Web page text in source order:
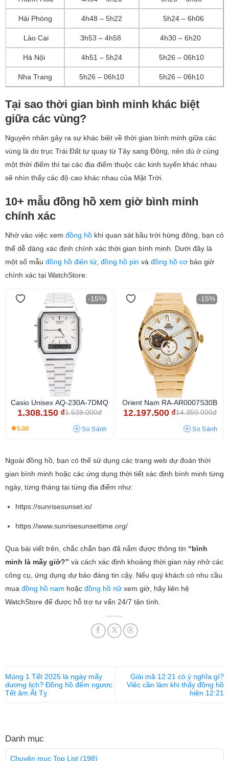
Hải Phòng 4h48 – 5h22 5h24 – 6h06
Lào Cai 3h53 – 4h58 4h30 – 6h20
Hà Nội 4h51 – 5h24 5h26 – 06h10
Nha Trang 5h26 – 06h10 5h26 – 06h10
Tại sao thời gian bình minh khác biệt
giữa các vùng?
Nguyên nhân gây ra sự khác biệt về thời gian bình minh giữa các
vùng là do trục Trái Đất tự quay từ Tây sang Đông, nên dù ở cùng
một thời điểm thì tại các địa điểm thuộc các kinh tuyến khác nhau
sẽ nhìn thấy các độ cao khác nhau của Mặt Trời.
10+ mẫu đồng hồ xem giờ bình minh
chính xác
Nhờ vào việc xem đồng hồ khi quan sát bầu trời hừng đông, bạn có
thể dễ dàng xác định chính xác thời gian bình minh. Dưới đây là
một số mẫu đồng hồ điện tử đồng hồ pin và đồng hồ cơ báo giờ
chính xác tại WatchStore:
-15%
Casio Unisex AQ-230A-7DMQ
1.308.150 ₫1.539.000đ
5.00 So Sánh
-15%
Orient Nam RA-AR0007S30B
12.197.500 ₫14.350.000đ
So Sánh
Ngoài đồng hồ, bạn có thể sử dụng các trang web dự đoán thời
gian bình minh hoặc các ứng dụng thời tiết xác định bình minh từng
ngày, từng tháng tại từng địa điểm như:
https://sunrisesunset.io/
https://www.sunrisesunsettime.org/
Qua bài viết trên, chắc chắn bạn đã nắm được thông tin “bình
minh là mấy giờ?” và cách xác định khoảng thời gian này nhờ các
công cụ, ứng dụng dự báo đáng tin cậy. Nếu quý khách có nhu cầu
mua đồng hồ nam hoặc đồng hồ nữ xem giờ, hãy liên hệ
WatchStore để được hỗ trợ tư vấn 24/7 tận tình.
Mùng 1 Tết 2025 là ngày mấy
dương lịch? Đồng hồ đếm ngược
Tết âm Ất Tỵ
Giải mã 12:21 có ý nghĩa gì?
Việc cần làm khi thấy đồng hồ
hiện 12:21
Danh mục
Chuyên mục Top List (198)